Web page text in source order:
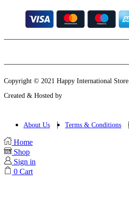
Copyright © 2021 Happy International Store.
Created & Hosted by
About Us Terms & Conditions
Home
Shop
Sign in
0 Cart